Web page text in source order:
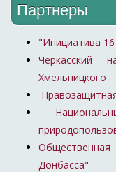
Партнеры
"Инициатива
Черкасский
Хмельницкого
Донбасса"